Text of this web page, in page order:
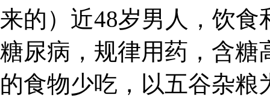
来的）近48岁男人，饮
糖尿病，规律用药，含糖
的食物少吃，以五谷杂